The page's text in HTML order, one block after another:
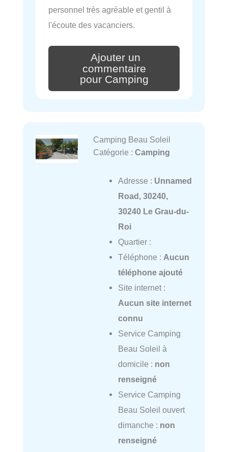
personnel très agréable et gentil à
l'écoute des vacanciers.
Ajouter un
commentaire
pour Camping
Camping Beau Soleil
Catégorie : Camping
Adresse : Unnamed
Road, 30240,
30240 Le Grau-du-
Roi
Quartier :
Téléphone : Aucun
téléphone ajouté
Site internet :
Aucun site internet
connu
Service Camping
Beau Soleil à
domicile : non
renseigné
Service Camping
Beau Soleil ouvert
dimanche : non
renseigné